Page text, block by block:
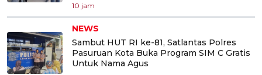
10 jam
NEWS
Sambut HUT RI ke-81, Satlantas Polres
Pasuruan Kota Buka Program SIM C Gratis
Untuk Nama Agus